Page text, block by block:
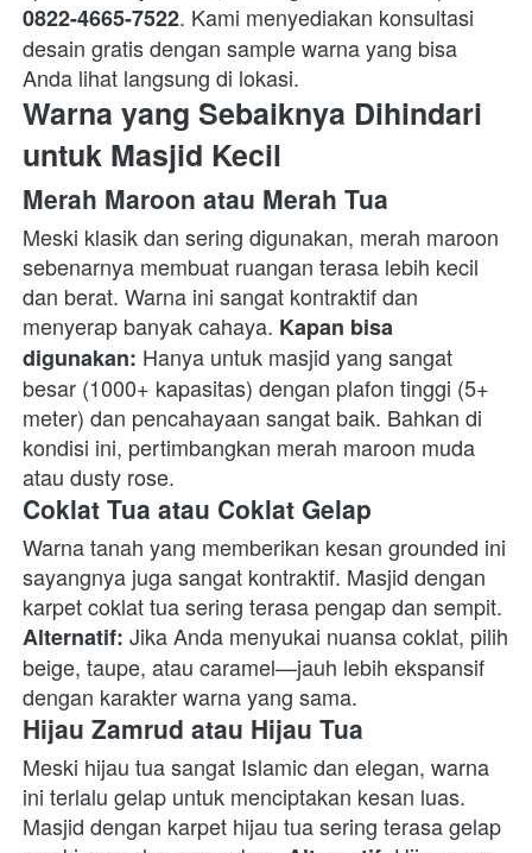
0822-4665-7522. Kami menyediakan konsultasi
desain gratis dengan sample warna yang bisa
Anda lihat langsung di lokasi.
Warna yang Sebaiknya Dihindari
untuk Masjid Kecil
Merah Maroon atau Merah Tua
Meski klasik dan sering digunakan, merah maroon
sebenarnya membuat ruangan terasa lebih kecil
dan berat. Warna ini sangat kontraktif dan
menyerap banyak cahaya. Kapan bisa
digunakan: Hanya untuk masjid yang sangat
besar (1000+ kapasitas) dengan plafon tinggi (5+
meter) dan pencahayaan sangat baik. Bahkan di
kondisi ini, pertimbangkan merah maroon muda
atau dusty rose.
Coklat Tua atau Coklat Gelap
Warna tanah yang memberikan kesan grounded ini
sayangnya juga sangat kontraktif. Masjid dengan
Alternatif: Jika Anda menyukai nuansa coklat, pilih
beige, taupe, atau caramel—jauh lebih ekspansif
dengan karakter warna yang sama.
Hijau Zamrud atau Hijau Tua
Meski hijau tua sangat Islamic dan elegan, warna
ini terlalu gelap untuk menciptakan kesan luas.
Masjid dengan karpet hijau tua sering terasa gelap